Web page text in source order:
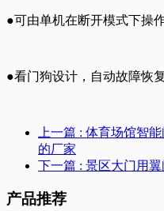
●可由单机在断开模式下操作
●看门狗设计，自动故障恢复
上一篇 : 体育场馆智
的厂家
下一篇 : 景区大门用
产品推荐